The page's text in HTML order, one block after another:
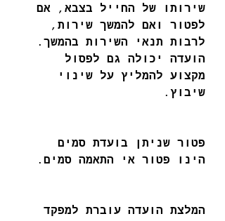
שירותו של החייל בצבא , אם
לפטור ואם להמשך שירות ,
לרבות תנאי השירות בהמשך .
הועדה יכולה גם לפסול
מקצוע להמליץ על שינוי
שיבוץ .
פטור שניתן בועדת סמים
הינו פטור אי התאמה סמים .
המלצת הועדה עוברת למפקד